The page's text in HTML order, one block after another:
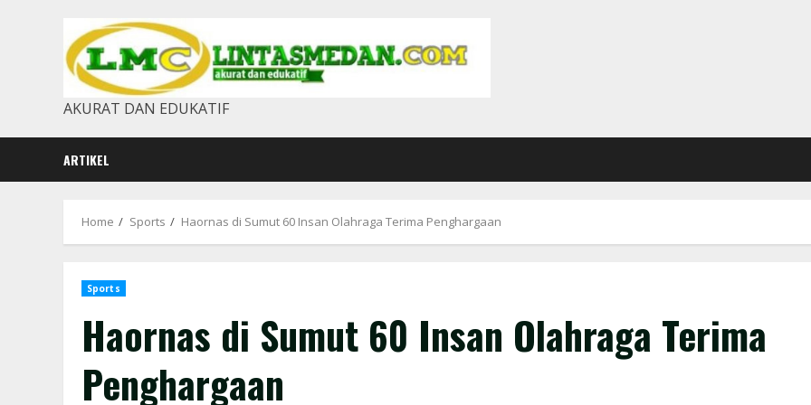
AKURAT DAN EDUKATIF
ARTIKEL
Home Sports Haornas di Sumut 60 Insan Olahraga Terima Penghargaan
Sports
Haornas di Sumut 60 Insan Olahraga Terima
Penghargaan